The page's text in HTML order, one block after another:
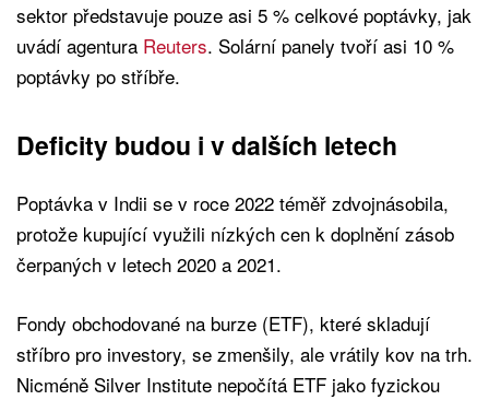
sektor představuje pouze asi 5 % celkové poptávky, jak
uvádí agentura Reuters. Solární panely tvoří asi 10 %
poptávky po stříbře.
Deficity budou i v dalších letech
Poptávka v Indii se v roce 2022 téměř zdvojnásobila,
protože kupující využili nízkých cen k doplnění zásob
čerpaných v letech 2020 a 2021.
Fondy obchodované na burze (ETF), které skladují
stříbro pro investory, se zmenšily, ale vrátily kov na trh.
Nicméně Silver Institute nepočítá ETF jako fyzickou